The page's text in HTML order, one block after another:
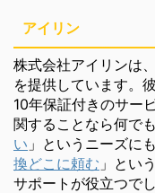
アイリン
株式会社アイリンは、
を提供しています。
10年保証付きのサー
関することなら何で
い 」というニーズに
換どこに頼む 」とい
サポートが役立つでし